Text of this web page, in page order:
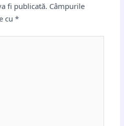
fi publicată. Câmpurile
cu*